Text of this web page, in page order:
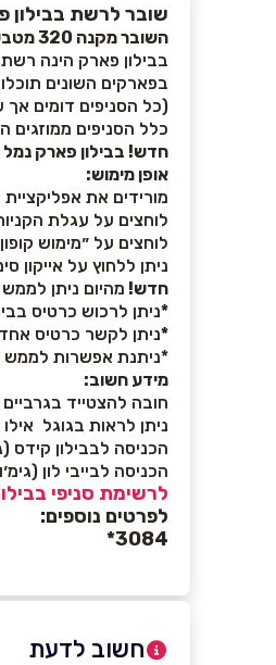
שובר לרשת בבילון
השובר מקנה 320 מטבעות משחק ו-120 מטבעות בונוס.
בבילון פארק הינה
בפארקים השונים
(כל הסניפים דומים אך
כלל הסניפים
חדש! בבילון פארק נמל תל אביב - 2500 מ"ר של מתקנים בסטנדרטים הגבוהים
אופן מימוש:
מורידים את
לוחצים על עגלת
לוחצים על ״מימוש
ניתן ללחוץ על
חדש! מהיום ניתן
*ניתן לרכוש כרטיס
*ניתן לקשר כרטיס
*ניתנת אפשרות לממש את
מידע חשוב:
חובה להצטייד בגרביים
ניתן לראות בגוגל
הכניסה לבבילון קידס
הכניסה לבייבי לון
לרשימת סניפי
לפרטים נוספים:
3084
*
חשוב לדעת